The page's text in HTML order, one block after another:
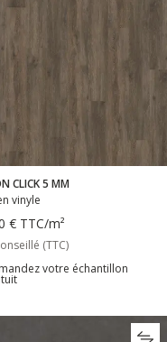
CLICK 5 MM
vinyle
€ TTC/m²
(TTC)
votre échantillon